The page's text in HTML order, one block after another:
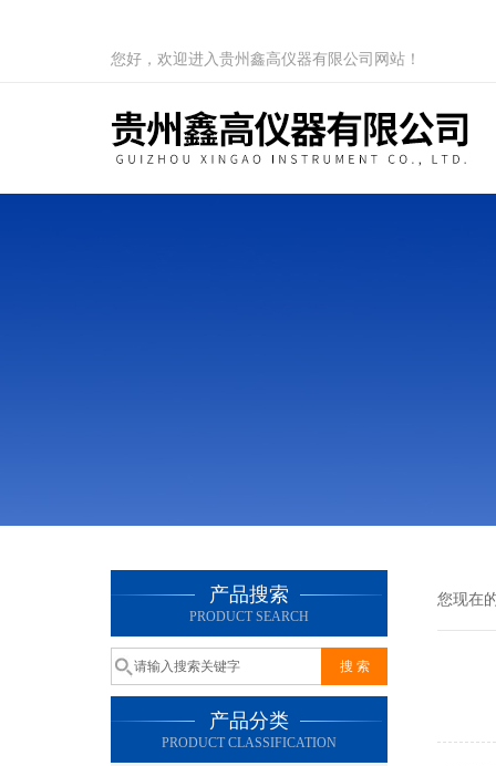
您好，欢迎进入贵州鑫高仪器有限公司网站！
产品搜索
PRODUCT SEARCH
产品分类
PRODUCT CLASSIFICATION
您现在